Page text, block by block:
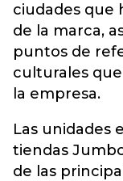
ciudades que
de la marca,
puntos de
culturales
la empresa.
Las unidades
tiendas
de las